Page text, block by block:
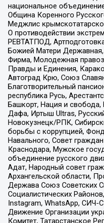
национальное
Община Коренного
Меджлис
О противодействии
РЕВТАТПОД,
Божией Матери
Фирма, Молодежная
Правды и Единения,
Автоград Крю, Союз
Благотворительный
республика Русь,
Башкорт, Нация и свобода,
Дафа, Иртыш Ultras,
Новокузнецк/РПК,
борьбы с коррупцией,
Навального, Совет
Краснодара, Мужское
объединение русского
Адат, Народный совет
Архангельской области,
Держава Союз Советских
Социалистических
Instagram, WhatsApp, СИЧ-
Движение Организации
Комитет, Татарстанское